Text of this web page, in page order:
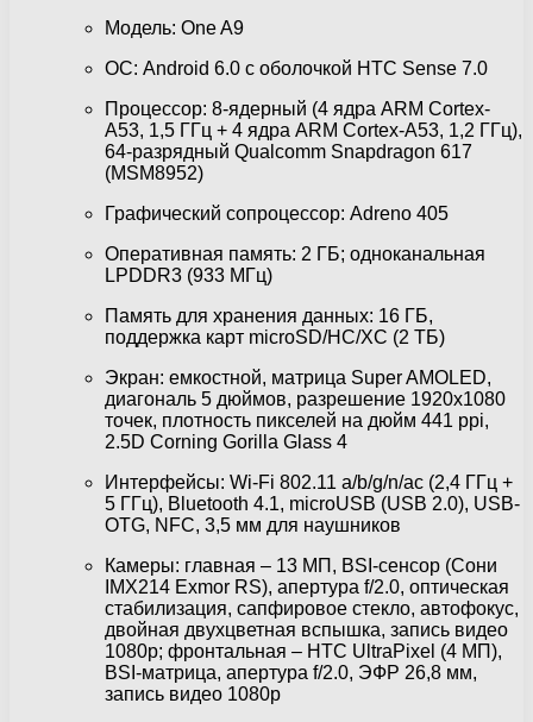
Модель: One A9
ОС: Android 6.0 с оболочкой HTC Sense 7.0
Процессор: 8-ядерный (4 ядра ARM Cortex-
A53, 1,5 ГГц + 4 ядра ARM Cortex-A53, 1,2 ГГц),
64-разрядный Qualcomm Snapdragon 617
(MSM8952)
Графический сопроцессор: Adreno 405
Оперативная память: 2 ГБ; одноканальная
LPDDR3 (933 МГц)
Память для хранения данных: 16 ГБ,
поддержка карт microSD/HC/XC (2 TБ)
Экран: емкостной, матрица Super AMOLED,
диагональ 5 дюймов, разрешение 1920х1080
точек, плотность пикселей на дюйм 441 ppi,
2.5D Corning Gorilla Glass 4
Интерфейсы: Wi-Fi 802.11 a/b/g/n/ac (2,4 ГГц +
5 ГГц), Bluetooth 4.1, microUSB (USB 2.0), USB-
OTG, NFC, 3,5 мм для наушников
Камеры: главная – 13 МП, BSI-сенсор (Сони
IMX214 Exmor RS), апертура f/2.0, оптическая
стабилизация, сапфировое стекло, автофокус,
двойная двухцветная вспышка, запись видео
1080p; фронтальная – HTC UltraPixel (4 МП),
BSI-матрица, апертура f/2.0, ЭФР 26,8 мм,
запись видео 1080p